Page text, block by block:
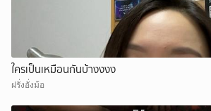
ใครเป็นเหมือนกันบ้างงงง
ฝรั่งอั่งม้อ